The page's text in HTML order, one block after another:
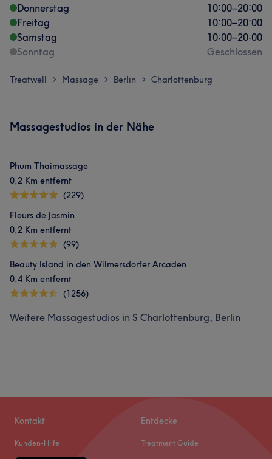
Donnerstag
10:00–20:00
Freitag
10:00–20:00
Samstag
10:00–20:00
Sonntag
Geschlossen
Treatwell > Massage > Berlin > Charlottenburg
Massagestudios in der Nähe
Phum Thaimassage
0,2 Km entfernt
(229)
Fleurs de Jasmin
0,2 Km entfernt
(99)
Beauty Island in den Wilmersdorfer Arcaden
0,4 Km entfernt
(1256)
Weitere Massagestudios in S Charlottenburg, Berlin
Kontakt
Kunden-Hilfe
Entdecke
Treatment Guide